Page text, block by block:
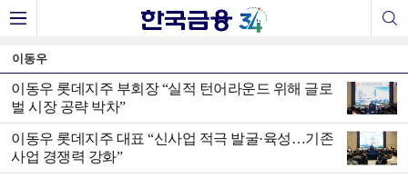
이동우
이동우 롯데지주 부회장 “실적 턴어라운드 위해 글로
벌 시장 공략 박차”
이동우 롯데지주 대표 “신사업 적극 발굴·육성…기존
사업 경쟁력 강화”